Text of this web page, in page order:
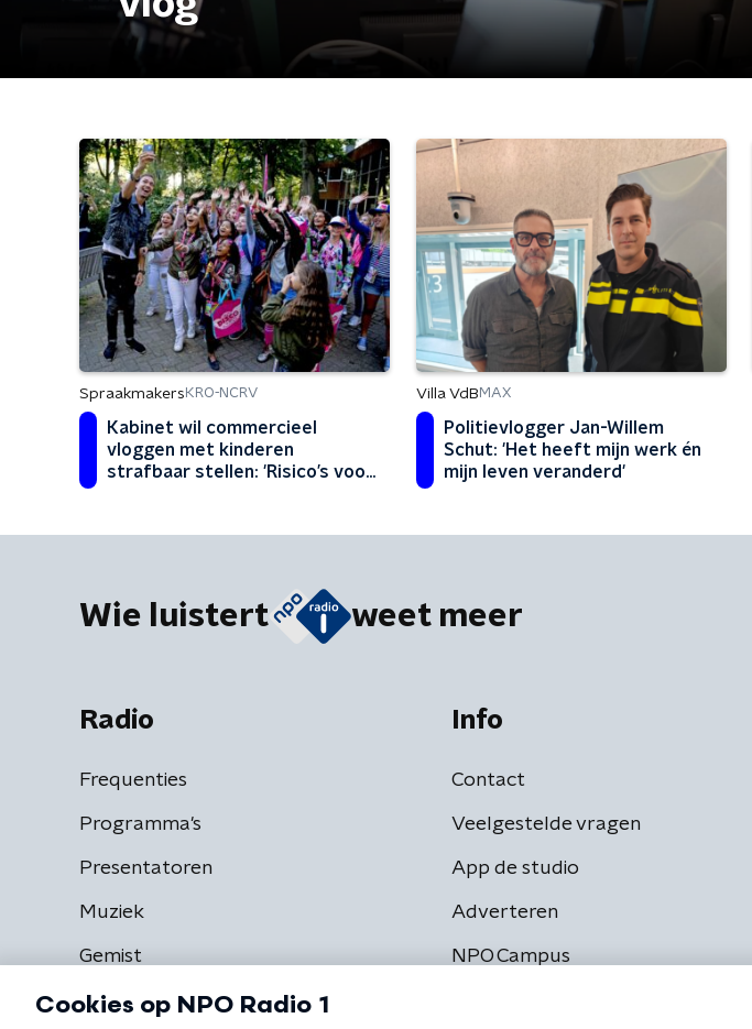
Spraakmakers KRO-NCRV
Kabinet wil commercieel
vloggen met kinderen
strafbaar stellen: 'Risico’s voor
Villa VdB MAX
Politievlogger Jan-Willem
Schut: 'Het heeft mijn werk én
mijn leven veranderd'
Wie luistert weet meer
Radio
Frequenties
Programma's
Presentatoren
Muziek
Gemist
Info
Contact
Veelgestelde vragen
App de studio
Adverteren
NPO Campus